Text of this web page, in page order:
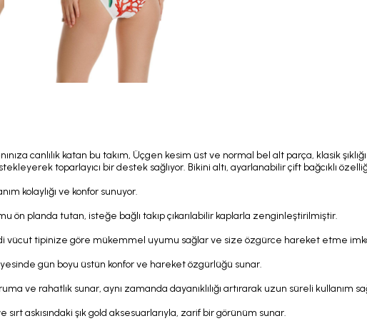
canlılık katan bu takım, Üçgen kesim üst ve normal bel alt parça, klasik
toparlayıcı bir destek sağlıyor. Bikini altı, ayarlanabilir çift bağcıklı özelliği
kolaylığı ve konfor sunuyor.
ön planda tutan, isteğe bağlı takıp çıkarılabilir kaplarla zenginleştirilmiştir.
vücut tipinize göre mükemmel uyumu sağlar ve size özgürce hareket etme
gün boyu üstün konfor ve hareket özgürlüğü sunar.
ve rahatlık sunar, aynı zamanda dayanıklılığı artırarak uzun süreli kullanım
askısındaki şık gold aksesuarlarıyla, zarif bir görünüm sunar.